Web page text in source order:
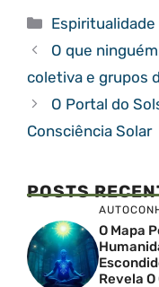
Categorias
Espiritualidade
O que
coletiva e grupos
O Portal do
Consciência Solar
POSTS
O Mapa
Revela